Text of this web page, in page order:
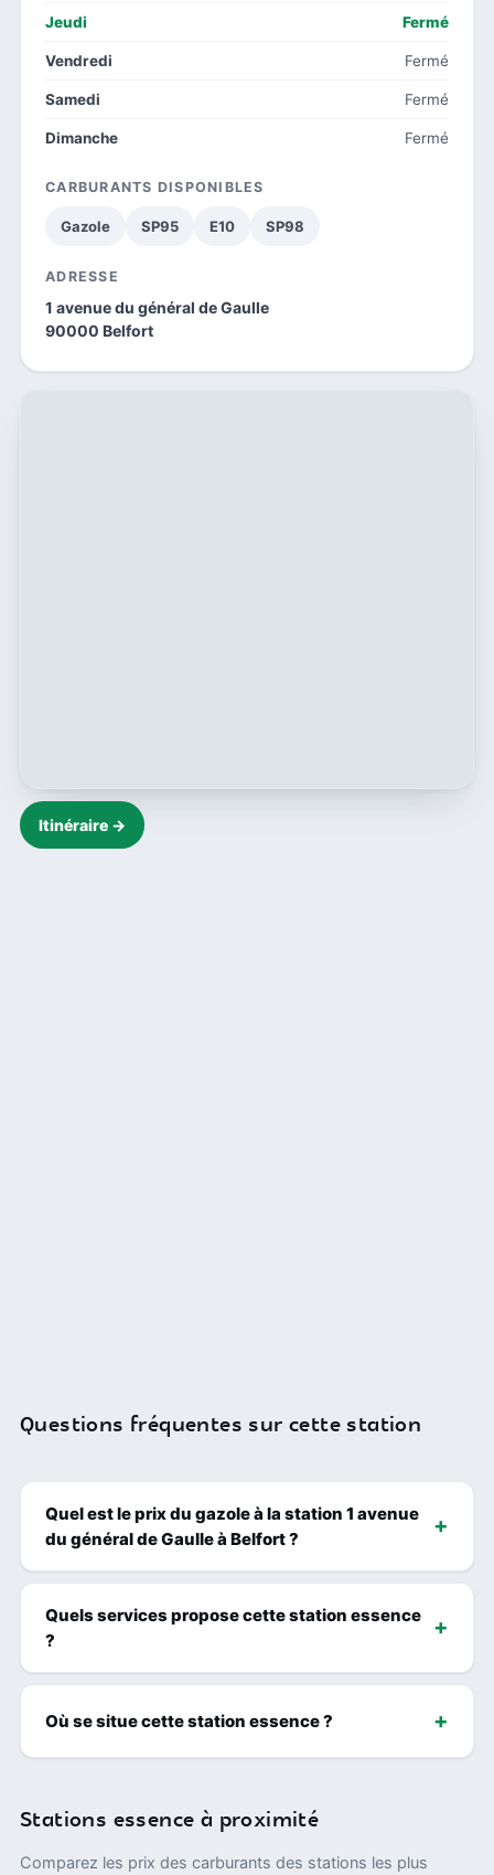
Jeudi Fermé
Vendredi Fermé
Samedi Fermé
Dimanche Fermé
CARBURANTS DISPONIBLES
Gazole SP95 E10 SP98
ADRESSE
1 avenue du général de Gaulle
90000 Belfort
Itinéraire →
Questions fréquentes sur cette station
Quel est le prix du gazole à la station 1 avenue
du général de Gaulle à Belfort ?
Quels services propose cette station essence
?
Où se situe cette station essence ?
Stations essence à proximité
Comparez les prix des carburants des stations les plus